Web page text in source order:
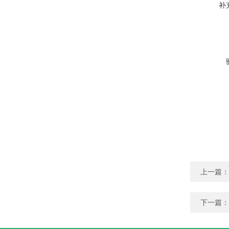
补
上一篇：
下一篇：